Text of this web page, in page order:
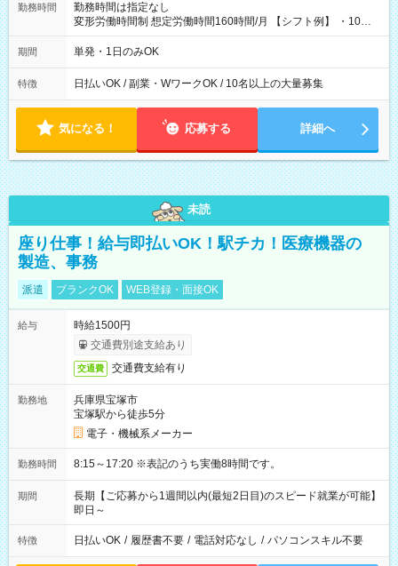
勤務時間
勤務時間は指定なし
変形労働時間制 想定労働時間160時間/月 【シフト例】 ・10：
00～20：00
期間 単発・1日のみOK
特徴 日払いOK / 副業・WワークOK / 10名以上の大量募集
気になる！ 応募する 詳細へ
未読
座り仕事！給与即払いOK！駅チカ！医療機器の
製造、事務
派遣 ブランクOK WEB登録・面接OK
給与
時給1500円
交通費別途支給あり
交通費 交通費支給有り
勤務地
兵庫県宝塚市
宝塚駅から徒歩5分
電子・機械系メーカー
勤務時間 8:15～17:20 ※表記のうち実働8時間です。
期間
長期【ご応募から1週間以内(最短2日目)のスピード就業が可能】
即日～
特徴 日払いOK / 履歴書不要 / 電話対応なし / パソコンスキル不要